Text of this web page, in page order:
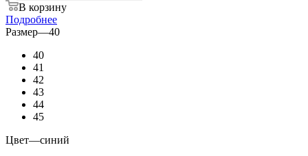
В корзину
Подробнее
Размер—40
40
41
42
43
44
45
Цвет—синий